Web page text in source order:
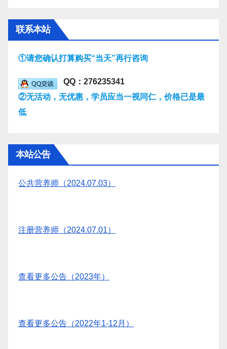
联系本站
①请您确认打算购买“当天”再行咨询
QQ：276235341
②无活动，无优惠，学员应当一视同仁，价格已是最
低
本站公告
公共营养师（2024.07.03）
注册营养师（2024.07.01）
查看更多公告（2023年）
查看更多公告（2022年1-12月）